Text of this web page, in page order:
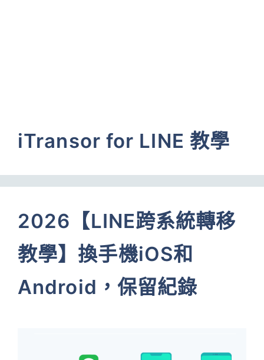
iTransor for LINE 教學
2026【LINE跨系統轉移
教學】換手機iOS和
Android，保留紀錄